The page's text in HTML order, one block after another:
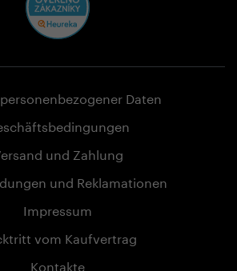
Daten
und Zahlung
und Reklamationen
Impressum
vom Kaufvertrag
Kontakte